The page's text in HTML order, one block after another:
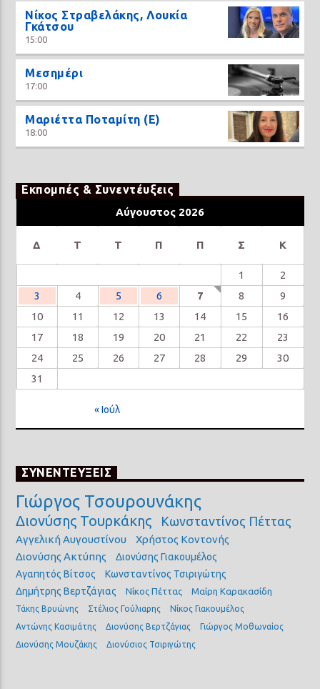
Νίκος Στραβελάκης, Λουκία
Γκάτσου
15:00
Μεσημέρι
17:00
Μαριέττα Ποταμίτη (Ε)
18:00
Εκπομπές & Συνεντέυξεις
Αύγουστος 2026
Δ Τ Τ Π Π Σ Κ
1
2
3
4 5 6 7 8
9
10
11 12 13 14 15
16
17
18 19 20 21 22
23
24
25 26 27 28 29
30
31
« Ιούλ
ΣΥΝΕΝΤΕΥΞΕΙΣ
Γιώργος Τσουρουνάκης
Διονύσης Τουρκάκης Κωνσταντίνος Πέττας
Αγγελική Αυγουστίνου
Χρήστος Κοντονής
Διονύσης Ακτύπης
Διονύσης Γιακουμέλος
Αγαπητός Βίτσος
Κωνσταντίνος Τσιριγώτης
Δημήτρης Βερτζάγιας
Νίκος Πέττας Μαίρη Καρακασίδη
Τάκης Βρυώνης Στέλιος Γούλιαρης
Νίκος Γιακουμέλος
Αντώνης Κασιμάτης
Διονύσης Βερτζάγιας
Γιώργος Μοθωναίος
Διονύσης Μουζάκης
Διονύσιος Τσιριγώτης